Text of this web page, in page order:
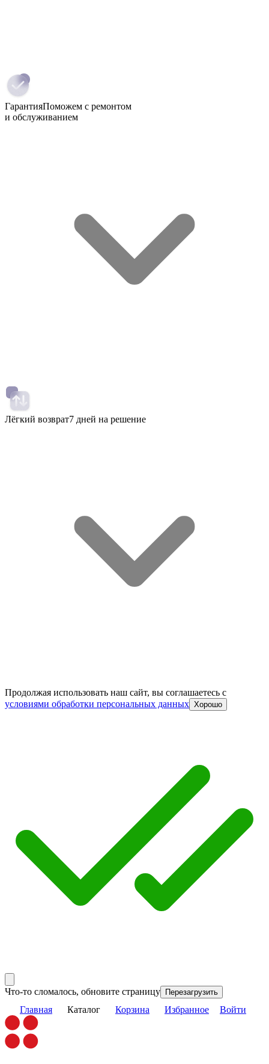
ГарантияПоможем с ремонтом
и обслуживанием
Лёгкий возврат7 дней на решение
Продолжая использовать наш сайт, вы соглашаетесь c
условиями обработки персональных данных Хорошо
Что-то сломалось, обновите страницу Перезагрузить
Главная Каталог Корзина Избранное Войти